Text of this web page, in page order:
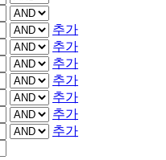
추가
추가
추가
추가
추가
추가
추가